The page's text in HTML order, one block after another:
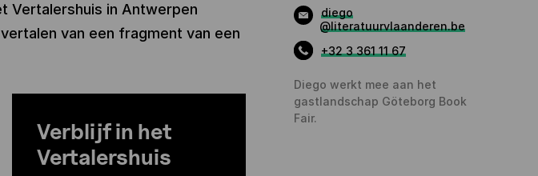
Vertalershuis in Antwerpen
van een fragment van een
Verblijf in het
Vertalershuis
diego
@literatuurvlaanderen.be
+32 3 361 11 67
Diego werkt mee aan het
gastlandschap Göteborg Book
Fair.